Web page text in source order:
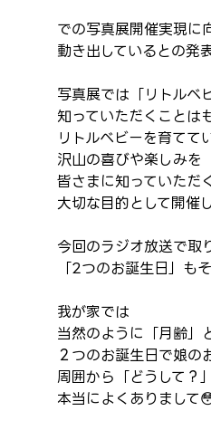
での写真展開催実現に
動き出しているとの発
写真展では「リトルベ
知っていただくことは
リトルベビーを育てて
沢山の喜びや楽しみを
皆さまに知っていただ
大切な目的として開催
今回のラジオ放送で取
「2つのお誕生日」も
我が家では
当然のように「月齢」
２つのお誕生日で娘の
周囲から「どうして？
本当によくありまして